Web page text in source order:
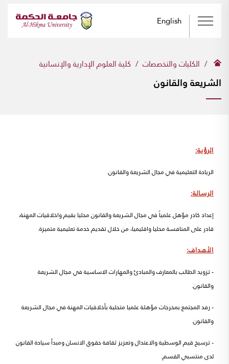
English
الكليات والتخصصات كلية العلوم الإدارية والإنسانية
الشريعة والقانون
الرؤية:
الريادة التعليمية في مجال الشريعة والقانون.
الرسالة:
إعداد كادر مؤهل علمياً في مجال الشريعة والقانون محليا بقيم واخلاقيات المهنة،
قادر على المنافسة محليا واقليميا، من خلال تقديم خدمة تعليمية متميزة.
الأهداف:
- تزويد الطالب بالمعارف والمبادئ والمهارات الاساسية في مجال الشريعة
والقانون.
- رفد المجتمع بمخرجات مؤهلة علميا متحلية بأخلاقيات المهنة في مجال الشريعة
والقانون.
- ترسيخ قيم الوسطية والاعتدال وتعزيز ثقافة حقوق الانسان ومبدأ سيادة القانون
لدى منتسبي القسم.